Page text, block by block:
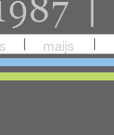
maijs